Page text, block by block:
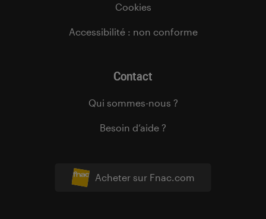
Acheter sur Fnac.com
Cookies
Accessibilité : non conforme
Contact
Qui sommes-nous ?
Besoin d’aide ?